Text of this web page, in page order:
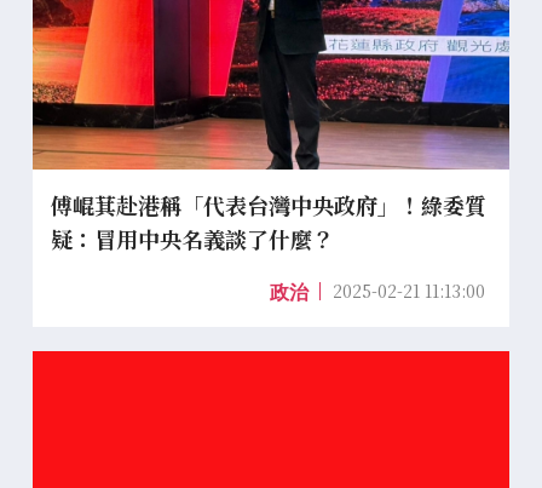
傅崐萁赴港稱「代表台灣中央政府」！綠委質
疑：冒用中央名義談了什麼？
政治 2025-02-21 11:13:00